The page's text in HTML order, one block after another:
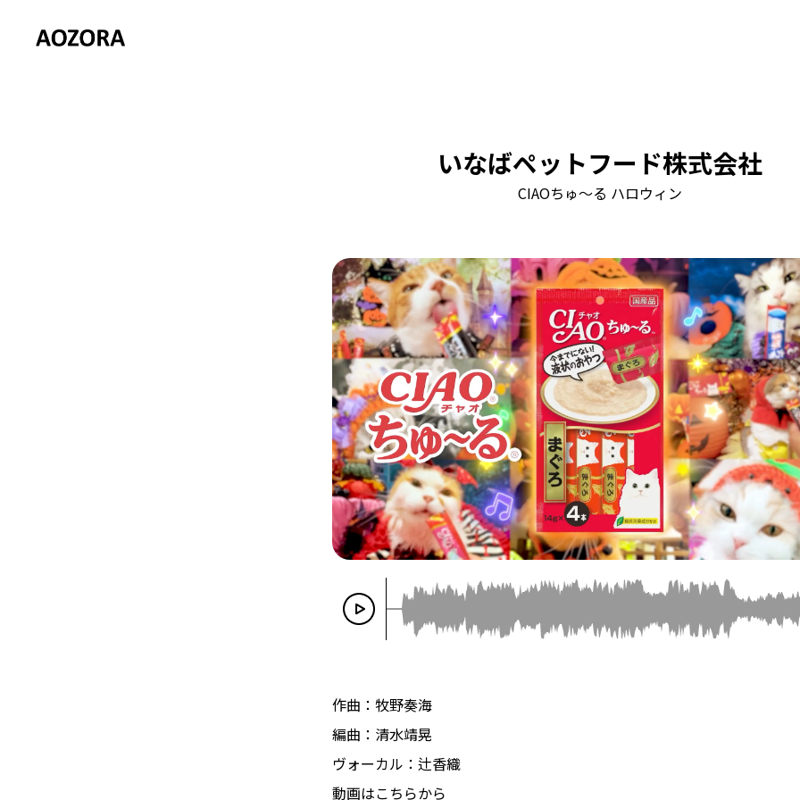
いなばペットフード株式会社
CIAOちゅ～る ハロウィン
作曲：牧野奏海
編曲：清水靖晃
ヴォーカル：辻香織
動画はこちらから